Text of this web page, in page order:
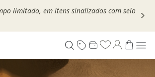
e ganhe até 30% OFF*: useMOVEL30,